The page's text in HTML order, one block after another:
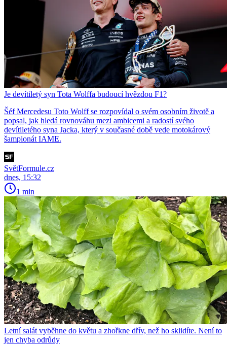
Je devítiletý syn Tota Wolffa budoucí hvězdou F1?
Šéf Mercedesu Toto Wolff se rozpovídal o svém osobním životě a
popsal, jak hledá rovnováhu mezi ambicemi a radostí svého
devítiletého syna Jacka, který v současné době vede motokárový
šampionát IAME.
SvětFormule.cz
dnes, 15:32
1 min
Letní salát vyběhne do květu a zhořkne dřív, než ho sklidíte. Není to
jen chyba odrůdy